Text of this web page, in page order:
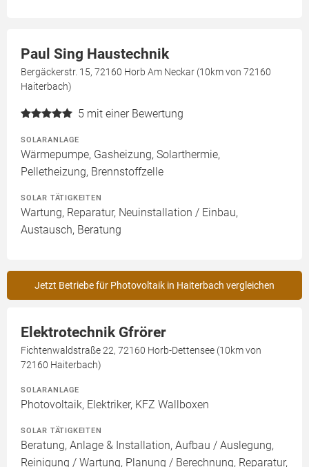
Paul Sing Haustechnik
Bergäckerstr. 15, 72160 Horb Am Neckar (10km von 72160
Haiterbach)
5 mit einer Bewertung
SOLARANLAGE
Wärmepumpe, Gasheizung, Solarthermie,
Pelletheizung, Brennstoffzelle
SOLAR TÄTIGKEITEN
Wartung, Reparatur, Neuinstallation / Einbau,
Austausch, Beratung
Jetzt Betriebe für Photovoltaik in Haiterbach vergleichen
Elektrotechnik Gfrörer
Fichtenwaldstraße 22, 72160 Horb-Dettensee (10km von
72160 Haiterbach)
SOLARANLAGE
Photovoltaik, Elektriker, KFZ Wallboxen
SOLAR TÄTIGKEITEN
Beratung, Anlage & Installation, Aufbau / Auslegung,
Reinigung / Wartung, Planung / Berechnung, Reparatur,